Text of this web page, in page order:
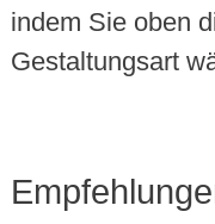
indem Sie oben
Gestaltungsart